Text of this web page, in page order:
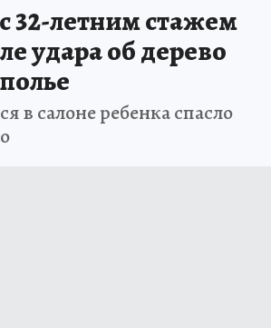
32-летним стажем
удара об дерево
в салоне ребенка спасло